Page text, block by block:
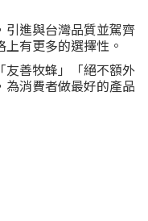
引進與台灣品質並駕齊
有更多的選擇性。
友善牧蜂」「絕不額外
消費者做最好的產品